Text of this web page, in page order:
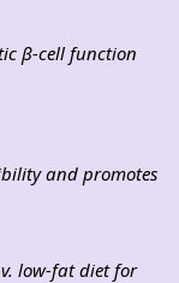
β-cell function
and promotes
low-fat diet for